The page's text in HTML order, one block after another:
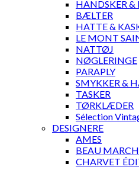
HANDSKER &
BÆLTER
HATTE &
LE MONT
NATTØJ
NØGLERINGE
PARAPLY
SMYKKER &
TASKER
TØRKLÆDER
Sélection
DESIGNERE
AMES
BEAU
CHARVET